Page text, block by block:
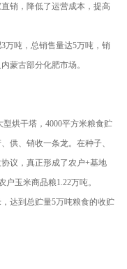
销，降低了运营成本，提高
万吨，总销售量达5万吨，销
蒙古部分化肥市场。
型烘干塔，4000平方米粮食贮
供、销收一条龙。在种子、
议，真正形成了农户+基地
玉米商品粮1.22万吨。
达到总贮量5万吨粮食的收贮